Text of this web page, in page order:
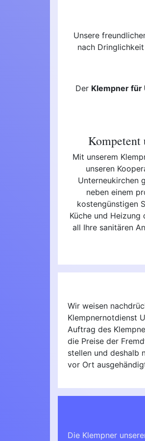
Unsere
nach
Der Klempner für
Kompetent
Mit unserem
unseren
Unterneukirchen
neben einem
kostengünstigen
Küche und
all Ihre sanitären
Wir weisen
Klempnernotdienst
Auftrag des
die Preise der
stellen und deshalb
vor Ort
Die Klempner